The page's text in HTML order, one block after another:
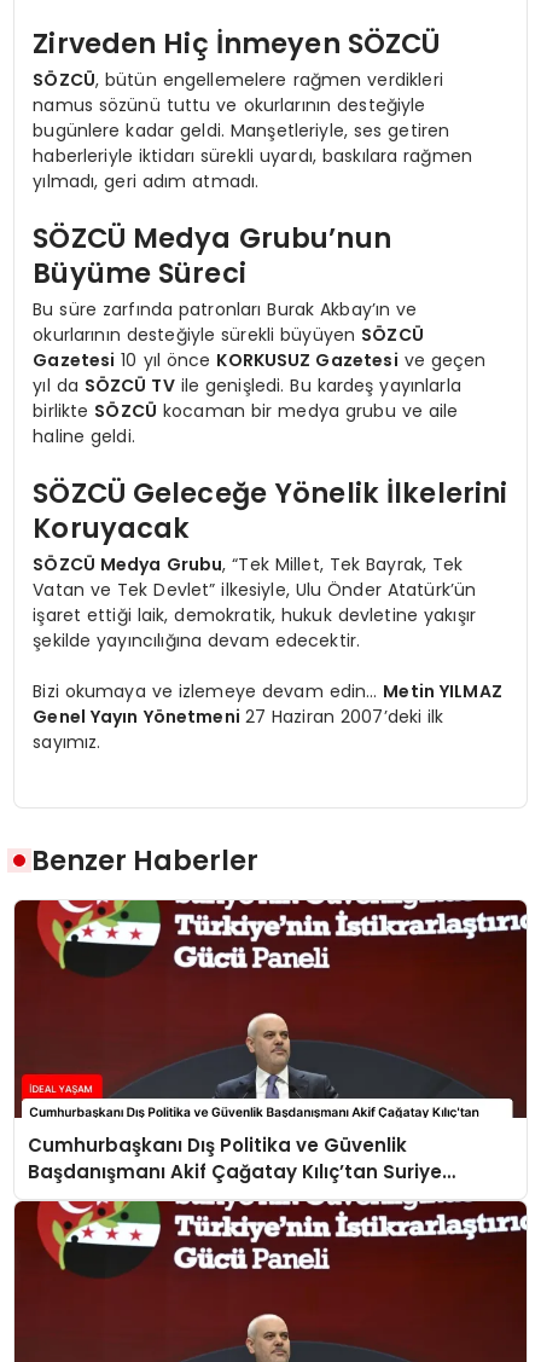
Zirveden Hiç İnmeyen SÖZCÜ
SÖZCÜ, bütün engellemelere rağmen verdikleri
namus sözünü tuttu ve okurlarının desteğiyle
bugünlere kadar geldi. Manşetleriyle, ses getiren
haberleriyle iktidarı sürekli uyardı, baskılara rağmen
yılmadı, geri adım atmadı.
SÖZCÜ Medya Grubu’nun
Büyüme Süreci
Bu süre zarfında patronları Burak Akbay’ın ve
okurlarının desteğiyle sürekli büyüyen SÖZCÜ
Gazetesi 10 yıl önce KORKUSUZ Gazetesi ve geçen
yıl da SÖZCÜ TVile genişledi. Bu kardeş yayınlarla
birlikte SÖZCÜ kocaman bir medya grubu ve aile
haline geldi.
SÖZCÜ Geleceğe Yönelik İlkelerini
Koruyacak
SÖZCÜ Medya Grubu, “Tek Millet, Tek Bayrak, Tek
Vatan ve Tek Devlet” ilkesiyle, Ulu Önder Atatürk’ün
işaret ettiği laik, demokratik, hukuk devletine yakışır
şekilde yayıncılığına devam edecektir.
Bizi okumaya ve izlemeye devam edin… Metin YILMAZ
Genel Yayın Yönetmeni 27 Haziran 2007’deki ilk
sayımız.
Benzer Haberler
Cumhurbaşkanı Dış Politika ve Güvenlik
Başdanışmanı Akif Çağatay Kılıç’tan Suriye
Panelinde Önemli Açıklamalar